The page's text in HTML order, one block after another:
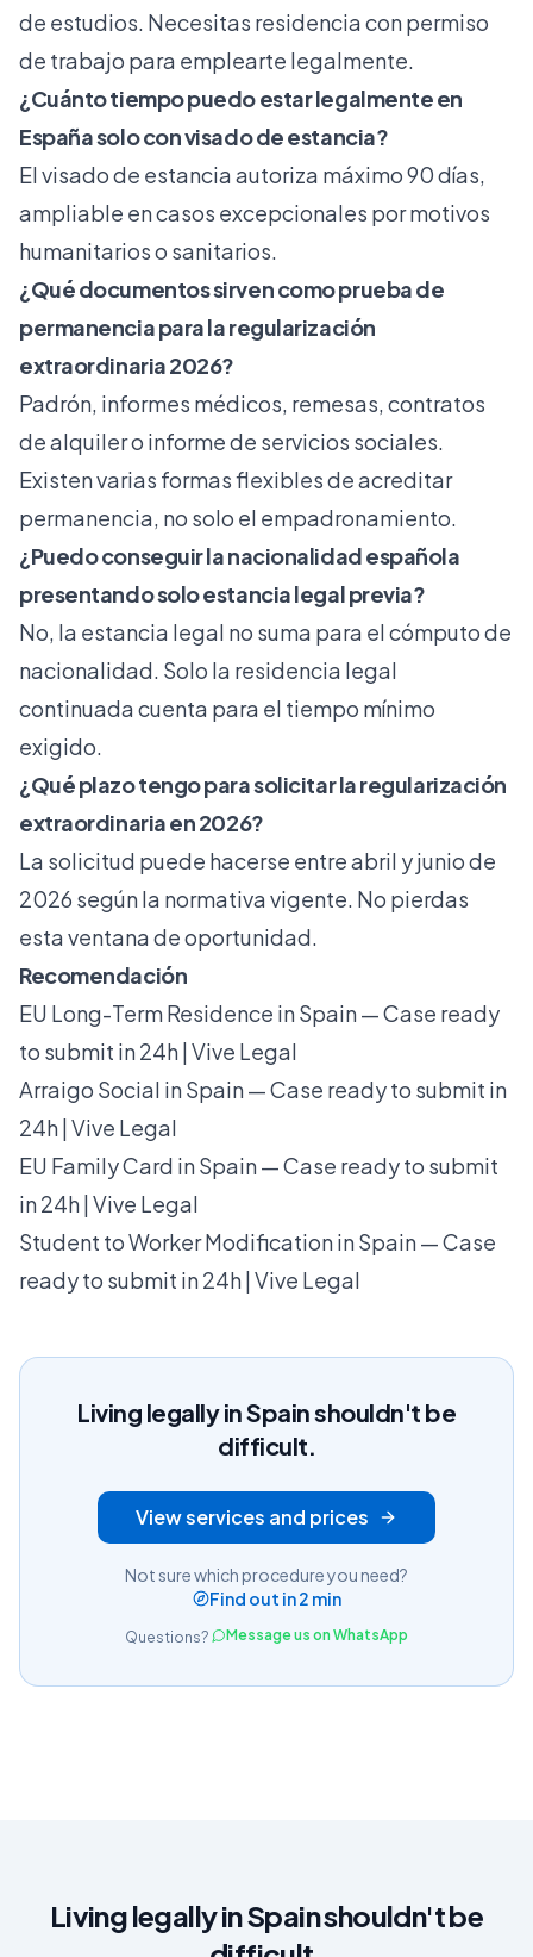
de estudios. Necesitas residencia con permiso
de trabajo para emplearte legalmente.
¿Cuánto tiempo puedo estar legalmente en
España solo con visado de estancia?
El visado de estancia autoriza máximo 90 días,
ampliable en casos excepcionales por motivos
humanitarios o sanitarios.
¿Qué documentos sirven como prueba de
permanencia para la regularización
extraordinaria 2026?
Padrón, informes médicos, remesas, contratos
de alquiler o informe de servicios sociales.
Existen varias formas flexibles de acreditar
permanencia, no solo el empadronamiento.
¿Puedo conseguir la nacionalidad española
presentando solo estancia legal previa?
No, la estancia legal no suma para el cómputo de
nacionalidad. Solo la residencia legal
continuada cuenta para el tiempo mínimo
exigido.
¿Qué plazo tengo para solicitar la regularización
extraordinaria en 2026?
La solicitud puede hacerse entre abril y junio de
2026 según la normativa vigente. No pierdas
esta ventana de oportunidad.
Recomendación
EU Long-Term Residence in Spain — Case ready
to submit in 24h | Vive Legal
Arraigo Social in Spain — Case ready to submit in
24h | Vive Legal
EU Family Card in Spain — Case ready to submit
in 24h | Vive Legal
Student to Worker Modification in Spain — Case
ready to submit in 24h | Vive Legal
Living legally in Spain shouldn't be
difficult.
View services and prices
Not sure which procedure you need?
Find out in 2 min
Questions? Message us on WhatsApp
Living legally in Spain shouldn't be